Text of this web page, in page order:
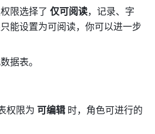
限选择了 仅可阅读，记录、字
能设置为可阅读，你可以进一步
据表。
权限为 可编辑 时，角色可进行的